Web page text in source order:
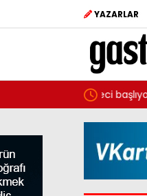
YAZARLAR
5 aşamalı yol Ahbap